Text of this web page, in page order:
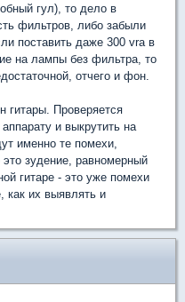
гул), то дело в
фильтров, либо забыли
поставить даже 300 vra в
на лампы без фильтра, то
отчего и фон.
гитары. Проверяется
и выкрутить на
именно те помехи,
это зудение, равномерный
гитаре - это уже помехи
как их выявлять и